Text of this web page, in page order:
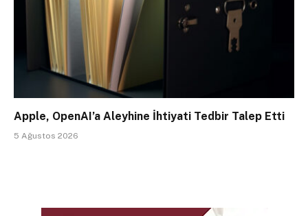
Apple, OpenAI’a Aleyhine İhtiyati Tedbir Talep Etti
5 Ağustos 2026